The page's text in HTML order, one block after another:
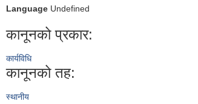
Language Undefined
कानूनको प्रकार:
कार्यविधि
कानूनको तह:
स्थानीय